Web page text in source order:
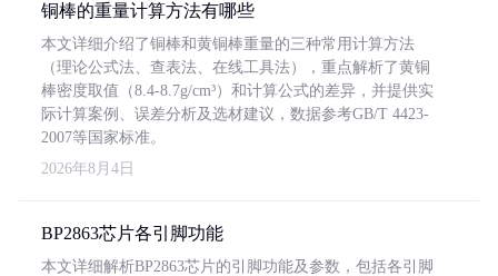
铜棒的重量计算方法有哪些
本文详细介绍了铜棒和黄铜棒重量的三种常用计算方法
（理论公式法、查表法、在线工具法），重点解析了黄铜
棒密度取值（8.4-8.7g/cm³）和计算公式的差异，并提供实
际计算案例、误差分析及选材建议，数据参考GB/T 4423-
2007等国家标准。
2026年8月4日
BP2863芯片各引脚功能
本文详细解析BP2863芯片的引脚功能及参数，包括各引脚